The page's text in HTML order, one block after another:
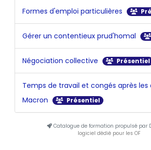
Formes d'emploi particulières
Gérer un contentieux prud'homal
Négociation collective Présentiel
Temps de travail et congés après les
Macron
Présentiel
Catalogue de formation propulsé par
logiciel dédié pour les OF